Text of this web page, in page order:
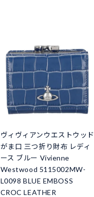
ヴィヴィアンウエストウッド
がま口 三つ折り財布 レディ
ース ブルー Vivienne
Westwood 5115002MW-
L0098 BLUE EMBOSS
CROC LEATHER